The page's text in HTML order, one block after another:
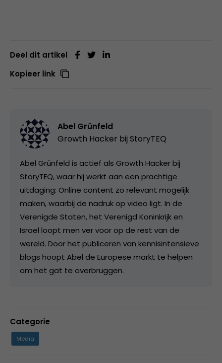
Deel dit artikel
Kopieer link
Abel Grünfeld
Growth Hacker bij StoryTEQ
Abel Grünfeld is actief als Growth Hacker bij
StoryTEQ, waar hij werkt aan een prachtige
uitdaging: Online content zo relevant mogelijk
maken, waarbij de nadruk op video ligt. In de
Verenigde Staten, het Verenigd Koninkrijk en
Israel loopt men ver voor op de rest van de
wereld. Door het publiceren van kennisintensieve
blogs hoopt Abel de Europese markt te helpen
om het gat te overbruggen.
Categorie
Media